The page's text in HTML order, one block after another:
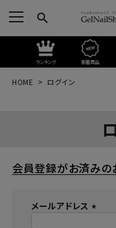
search
ランキング 新着商品
HOME ログイン
会員登録がお済みの
メールアドレス